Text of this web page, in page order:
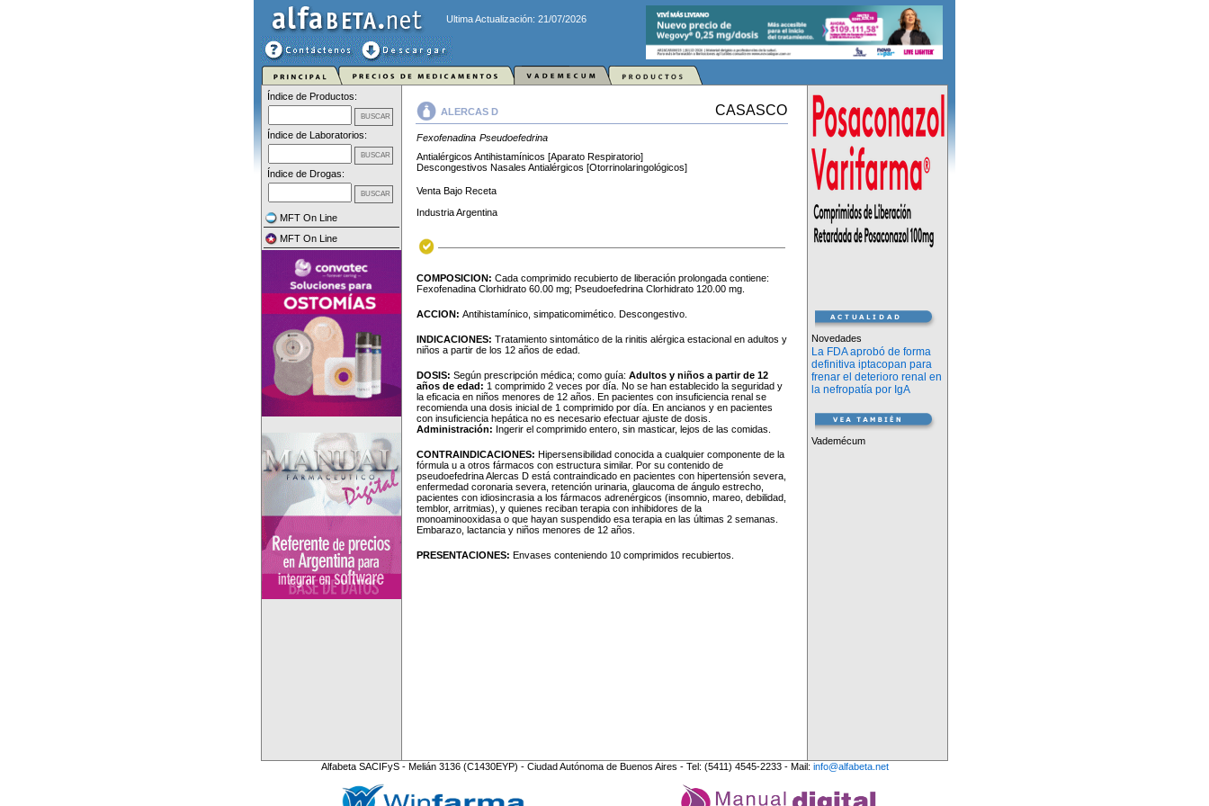
Ultima Actualización: 21/07/2026
Índice de Productos:
Índice de Laboratorios:
Índice de Drogas:
MFT On Line
MFT On Line
ALERCAS D CASASCO
Fexofenadina Pseudoefedrina
Antialérgicos Antihistamínicos [Aparato Respiratorio]
Descongestivos Nasales Antialérgicos [Otorrinolaringológicos]
Venta Bajo Receta
Industria Argentina
COMPOSICION: Cada comprimido recubierto de liberación prolongada contiene:
Fexofenadina Clorhidrato 60.00 mg; Pseudoefedrina Clorhidrato 120.00 mg.
ACCION: Antihistamínico, simpaticomimético. Descongestivo.
INDICACIONES: Tratamiento sintomático de la rinitis alérgica estacional en adultos y
niños a partir de los 12 años de edad.
DOSIS: Según prescripción médica; como guía: Adultos y niños a partir de 12
años de edad: 1 comprimido 2 veces por día. No se han establecido la seguridad y
la eficacia en niños menores de 12 años. En pacientes con insuficiencia renal se
recomienda una dosis inicial de 1 comprimido por día. En ancianos y en pacientes
con insuficiencia hepática no es necesario efectuar ajuste de dosis.
Administración: Ingerir el comprimido entero, sin masticar, lejos de las comidas.
CONTRAINDICACIONES: Hipersensibilidad conocida a cualquier componente de la
fórmula u a otros fármacos con estructura similar. Por su contenido de
pseudoefedrina Alercas D está contraindicado en pacientes con hipertensión severa,
enfermedad coronaria severa, retención urinaria, glaucoma de ángulo estrecho,
pacientes con idiosincrasia a los fármacos adrenérgicos (insomnio, mareo, debilidad,
temblor, arritmias), y quienes reciban terapia con inhibidores de la
monoaminooxidasa o que hayan suspendido esa terapia en las últimas 2 semanas.
Embarazo, lactancia y niños menores de 12 años.
PRESENTACIONES: Envases conteniendo 10 comprimidos recubiertos.
Novedades
La FDA aprobó de forma
definitiva iptacopan para
frenar el deterioro renal en
la nefropatía por IgA
Vademécum
Alfabeta SACIFyS - Melián 3136 (C1430EYP) - Ciudad Autónoma de Buenos Aires - Tel: (5411) 4545-2233 - Mail: info@alfabeta.net